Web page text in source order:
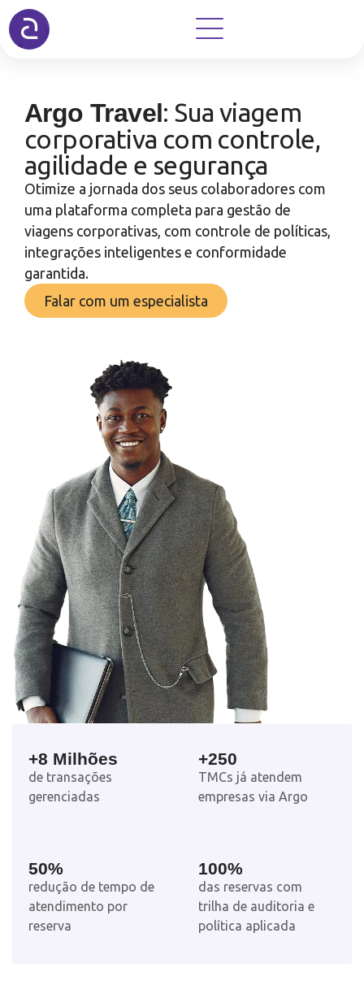
Argo Travel: Sua viagem
corporativa com controle,
agilidade e segurança
Otimize a jornada dos seus colaboradores com
uma plataforma completa para gestão de
viagens corporativas, com controle de políticas,
integrações inteligentes e conformidade
garantida.
Falar com um especialista
+8 Milhões
de transações
gerenciadas
+250
TMCs já atendem
empresas via Argo
50%
redução de tempo de
atendimento por
reserva
100%
das reservas com
trilha de auditoria e
política aplicada